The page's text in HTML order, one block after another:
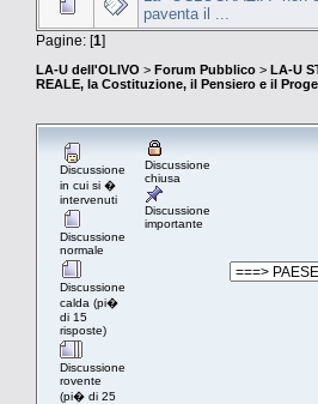
paventa il ...
Pagine: [1]
LA-U dell'OLIVO > Forum Pubblico > LA-U
REALE, la Costituzione, il Pensiero e il
Discussione
in cui si �
intervenuti
Discussione
normale
Discussione
calda (pi�
di 15
risposte)
Discussione
rovente
(pi� di 25
Discussione
chiusa
Discussione
importante